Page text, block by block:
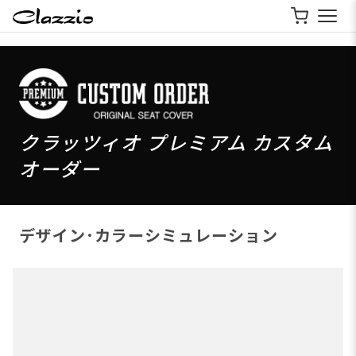
クラッツィオ プレミアム カスタム
オーダー
デザイン･カラーシミュレーション